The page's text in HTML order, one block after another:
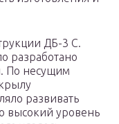
ДБ-3 С.
разработано
По несущим
развивать
высокий уровень